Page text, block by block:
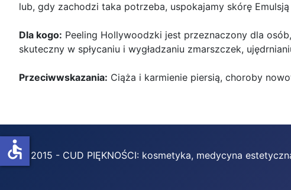
lub, gdy zachodzi taka potrzeba, uspokajamy skórę Emulsją
Dla kogo: Peeling Hollywoodzki jest przeznaczony dla
skuteczny w spłycaniu i wygładzaniu zmarszczek,
Przeciwwskazania: Ciąża i karmienie piersią, choroby
© 2015 - CUD PIĘKNOŚCI: kosmetyka, medycyna
accessible